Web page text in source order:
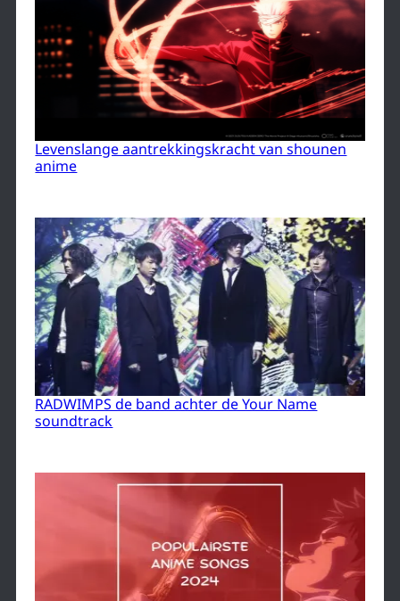
Levenslange aantrekkingskracht van shounen
anime
RADWIMPS de band achter de Your Name
soundtrack